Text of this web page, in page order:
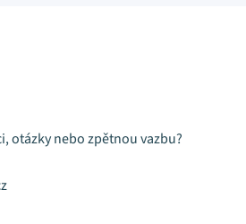
otázky nebo zpětnou vazbu?